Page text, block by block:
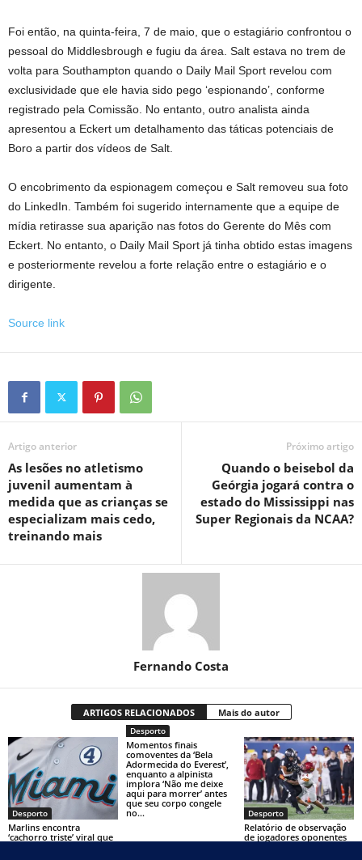
Foi então, na quinta-feira, 7 de maio, que o estagiário confrontou o
pessoal do Middlesbrough e fugiu da área. Salt estava no trem de
volta para Southampton quando o Daily Mail Sport revelou com
exclusividade que ele havia sido pego ‘espionando’, conforme
registrado pela Comissão. No entanto, outro analista ainda
apresentou a Eckert um detalhamento das táticas potenciais de
Boro a partir dos vídeos de Salt.
O encobrimento da espionagem começou e Salt removeu sua foto
do LinkedIn. Também foi sugerido internamente que a equipe de
mídia retirasse sua aparição nas fotos do Gerente do Mês com
Eckert. No entanto, o Daily Mail Sport já tinha obtido estas imagens
e posteriormente revelou a forte relação entre o estagiário e o
dirigente.
Source link
Artigo anterior
As lesões no atletismo
juvenil aumentam à
medida que as crianças se
especializam mais cedo,
treinando mais
Próximo artigo
Quando o beisebol da
Geórgia jogará contra o
estado do Mississippi nas
Super Regionais da NCAA?
Fernando Costa
ARTIGOS RELACIONADOS Mais do autor
Desporto
Marlins encontra
‘cachorro triste’ viral que
Desporto
Momentos finais
comoventes da ‘Bela
Adormecida do Everest’,
enquanto a alpinista
implora ‘Não me deixe
aqui para morrer’ antes
que seu corpo congele
no...
Desporto
Relatório de observação
de jogadores oponentes